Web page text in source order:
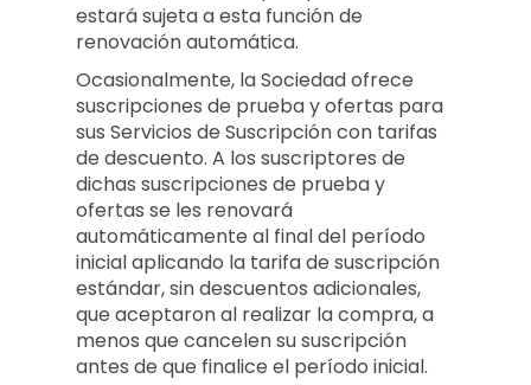
estará sujeta a esta función de
renovación automática.
Ocasionalmente, la Sociedad ofrece
suscripciones de prueba y ofertas para
sus Servicios de Suscripción con tarifas
de descuento. A los suscriptores de
dichas suscripciones de prueba y
ofertas se les renovará
automáticamente al final del período
inicial aplicando la tarifa de suscripción
estándar, sin descuentos adicionales,
que aceptaron al realizar la compra, a
menos que cancelen su suscripción
antes de que finalice el período inicial.